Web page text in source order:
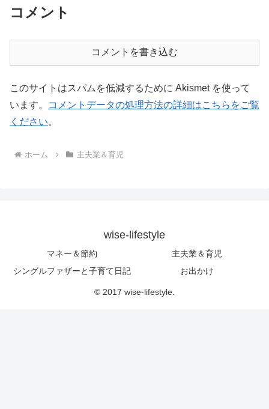
コメント
コメントを書き込む
このサイトはスパムを低減するために Akismet を使って
います。
コメントデータの処理方法の詳細はこちらをご覧
ください。
ホーム 主夫業＆育児
wise-lifestyle
マネー＆節約
主夫業＆育児
シングルファザーと子育て日記
お出かけ
© 2017 wise-lifestyle.